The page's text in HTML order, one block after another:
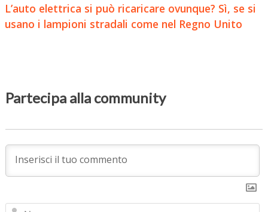
L’auto elettrica si può ricaricare ovunque? Sì, se si
usano i lampioni stradali come nel Regno Unito
Partecipa alla community